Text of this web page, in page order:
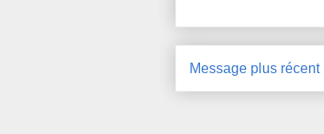
Message plus récent